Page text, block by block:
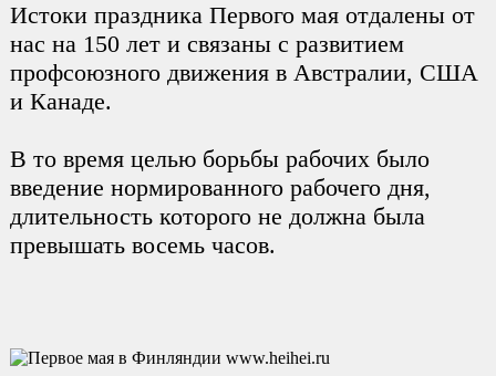
Истоки праздника Первого мая отдалены от
нас на 150 лет и связаны с развитием
профсоюзного движения в Австралии, США
и Канаде.
В то время целью борьбы рабочих было
введение нормированного рабочего дня,
длительность которого не должна была
превышать восемь часов.